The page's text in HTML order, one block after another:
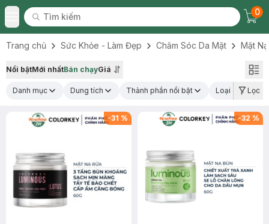
Toggle Menu
Tìm kiếm
Tìm kiếm
0
Trang chủ Sức Khỏe - Làm Đẹp Chăm Sóc Da Mặt Mặt Nạ
Nổi bậtMới nhấtBán chạyGiá
Danh mục Dung tích Thành phần nổi bật Loại da Lọc
-31 % -32 %